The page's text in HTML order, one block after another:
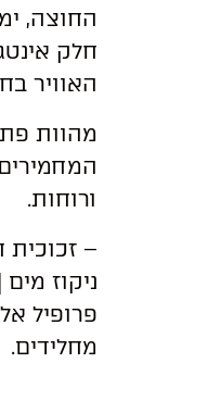
החוצה,
חלק
האוויר
מהוות
ורוחות.
–
ניקוז
פרופיל
מחלידים.